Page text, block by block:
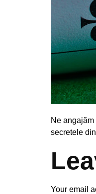
Ne
secretele
Your email